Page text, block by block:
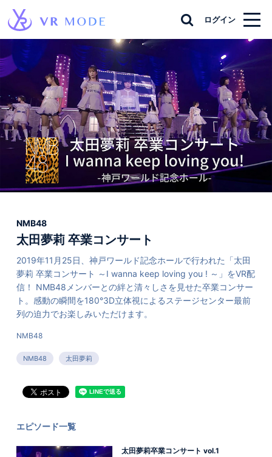
ログイン
NMB48
太田夢莉 卒業コンサート
2019年11月25日、神戸ワールド記念ホールで行われた「太田
夢莉 卒業コンサート ～I wanna keep loving you ! ～」をVR配
信！ NMB48メンバーとの絆と清々しさを見せた卒業コンサー
ト。感動の瞬間を180°3D立体視によるステージセンター最前
列の迫力でお楽しみいただけます。
NMB48
NMB48 太田夢莉
エピソード一覧
太田夢莉卒業コンサート vol.1